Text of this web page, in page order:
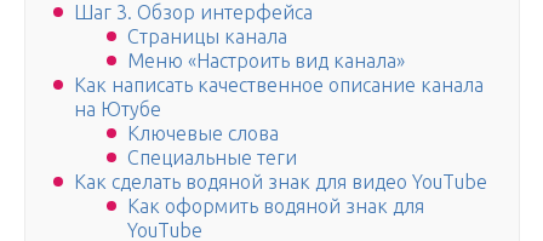
Шаг 3. Обзор интерфейса
Страницы канала
Меню «Настроить вид канала»
Как написать качественное описание канала
на Ютубе
Ключевые слова
Специальные теги
Как сделать водяной знак для видео YouTube
Как оформить водяной знак для
YouTube